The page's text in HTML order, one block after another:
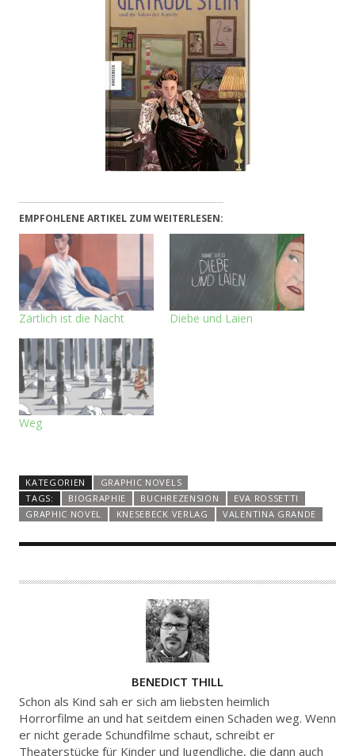
EMPFOHLENE ARTIKEL ZUM WEITERLESEN:
Zärtlich ist die Nacht Diebe und Laien
Weg
KATEGORIEN
GRAPHIC NOVELS
TAGS:
BIOGRAPHIE BUCHREZENSION
EVA ROSSETTI
GRAPHIC NOVEL
KNESEBECK VERLAG VALENTINA GRANDE
U
T
O
BENEDICT THILL
Schon als Kind sah er sich am liebsten heimlich
Horrorfilme an und hat seitdem einen Schaden weg. Wenn
er nicht gerade Schundfilme schaut, schreibt er
Theaterstücke für Kinder und Jugendliche, die dann auch